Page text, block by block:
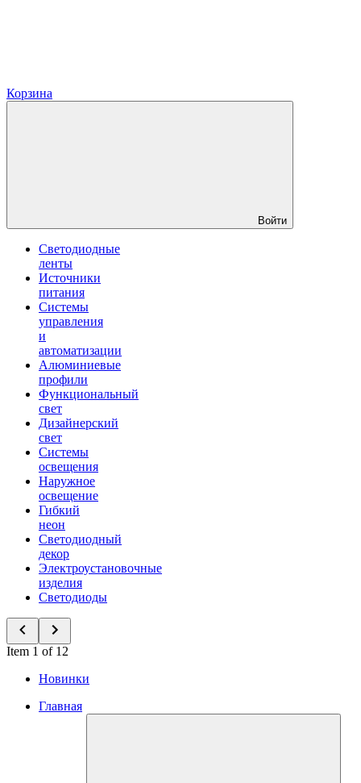
Корзина
Войти
Светодиодные
ленты
Источники
питания
Системы
управления
и
автоматизации
Алюминиевые
профили
Функциональный
свет
Дизайнерский
свет
Системы
освещения
Наружное
освещение
Гибкий
неон
Светодиодный
декор
Электроустановочные
изделия
Светодиоды
Item 1 of 12
Новинки
Главная